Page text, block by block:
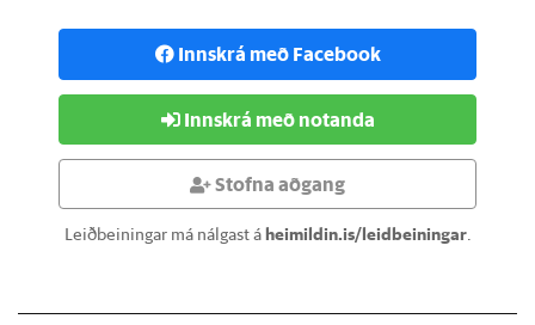
Innskrá með Facebook
Innskrá með notanda
Stofna aðgang
Leiðbeiningar má nálgast áheimildin.is/leidbeiningar.